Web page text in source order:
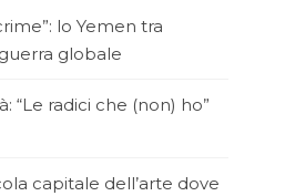
lo Yemen tra
globale
“Le radici che (non) ho”
capitale dell’arte dove